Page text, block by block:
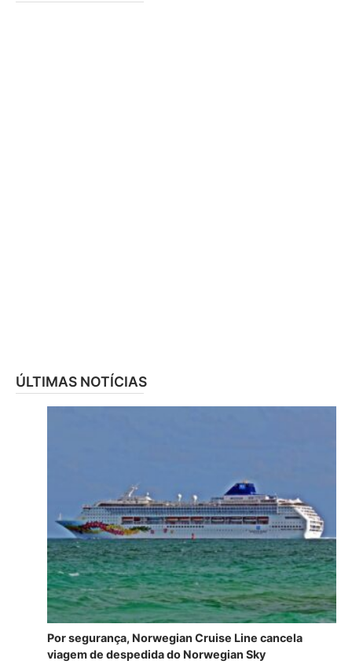
ÚLTIMAS NOTÍCIAS
Por segurança, Norwegian Cruise Line cancela
viagem de despedida do Norwegian Sky